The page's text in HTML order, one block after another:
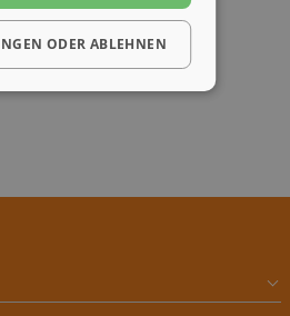
ODER ABLEHNEN